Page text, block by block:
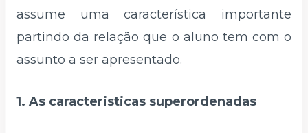
assume uma característica importante
partindo da relação que o aluno tem com o
assunto a ser apresentado.
1. As caracteristicas superordenadas